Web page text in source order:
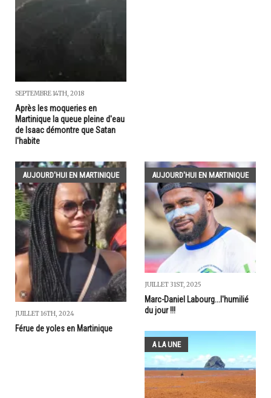
SEPTEMBRE 14TH, 2018
Après les moqueries en
Martinique la queue pleine d'eau
de Isaac démontre que Satan
l'habite
AUJOURD'HUI EN MARTINIQUE
JUILLET 16TH, 2024
Férue de yoles en Martinique
AUJOURD'HUI EN MARTINIQUE
JUILLET 31ST, 2025
Marc-Daniel Labourg...l'humilié
du jour !!!
A LA UNE